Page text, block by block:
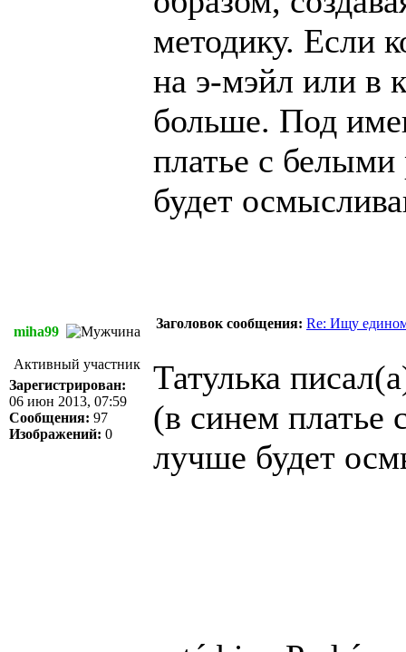
методику. Если
на э-мэйл или в
больше. Под
платье с
будет
miha99
Заголовок сообщения: Re: Ищу
Активный участник
Зарегистрирован:
06 июн 2013, 07:59
Сообщения: 97
Изображений: 0
Татулька
(в синем
лучше будет